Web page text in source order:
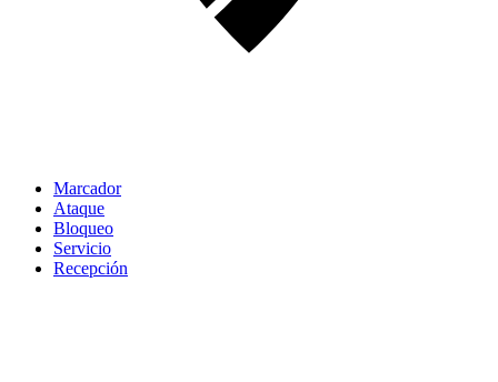
Marcador
Ataque
Bloqueo
Servicio
Recepción